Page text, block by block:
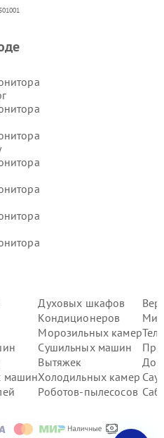
машин
Духовых шкафов
Кондиционеров
Морозильных камер
Сушильных машин
Вытяжек
Холодильных камер
Роботов-пылесосов